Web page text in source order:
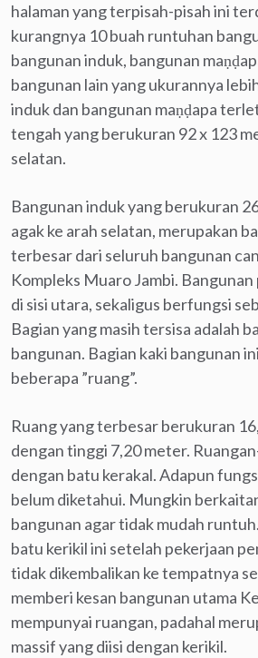
halaman yang terpisah-pisah ini
kurangnya 10 buah runtuhan
bangunan induk, bangunan
bangunan lain yang ukurannya
induk dan bangunan maṇḍapa
tengah yang berukuran 92 x 123
selatan.
Bangunan induk yang berukuran
agak ke arah selatan, merupakan
terbesar dari seluruh bangunan
Kompleks Muaro Jambi.
di sisi utara, sekaligus berfungsi
Bagian yang masih tersisa adalah
bangunan. Bagian kaki bangunan
beberapa ”ruang”.
Ruang yang terbesar berukuran
dengan tinggi 7,20 meter.
dengan batu kerakal. Adapun
belum diketahui. Mungkin
bangunan agar tidak mudah
batu kerikil ini setelah pekerjaan
tidak dikembalikan ke tempatnya
memberi kesan bangunan utama
mempunyai ruangan, padahal
massif yang diisi dengan kerikil.